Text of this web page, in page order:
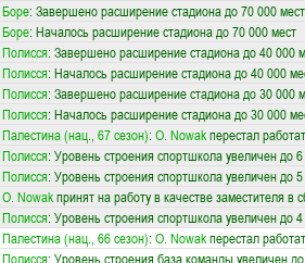
Боре: Завершено расширение стадиона до 70 000 мест
Боре: Началось расширение стадиона до 70 000 мест
Полисся: Завершено расширение стадиона до 40 000
Полисся: Началось расширение стадиона до 40 000
Полисся: Завершено расширение стадиона до 30 000
Полисся: Началось расширение стадиона до 30 000
Палестина (нац., 67 сезон): O. Nowakперестал
Полисся: Уровень строения спортшкола увеличен до
Полисся: Уровень строения спортшкола увеличен до
O. Nowakпринят на работу в качестве заместителя в
Полисся: Уровень строения спортшкола увеличен до
Палестина (нац., 66 сезон): O. Nowakперестал
Полисся: Уровень строения база команды увеличен